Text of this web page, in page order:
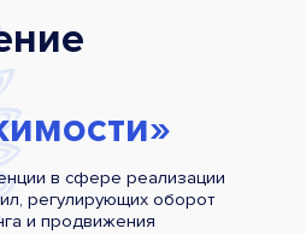
в сфере реализации
регулирующих оборот
и продвижения